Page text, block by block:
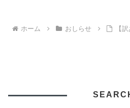
ホーム おしらせ 【